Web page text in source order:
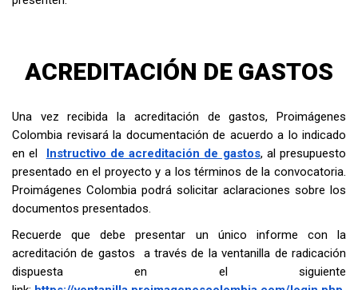
ACREDITACIÓN DE GASTOS
Una vez recibida la acreditación de gastos, Proimágenes
Colombia revisará la documentación de acuerdo a lo indicado
en el
Instructivo de acreditación de gastos, al presupuesto
presentado en el proyecto y a los términos de la convocatoria.
Proimágenes Colombia podrá solicitar aclaraciones sobre los
documentos presentados.
Recuerde que debe presentar un único informe con la
acreditación de gastos a través de la ventanilla de radicación
dispuesta en el siguiente